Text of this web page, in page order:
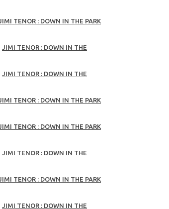
JIMI TENOR : DOWN IN THE PARK
JIMI TENOR : DOWN IN THE
JIMI TENOR : DOWN IN THE
JIMI TENOR : DOWN IN THE PARK
JIMI TENOR : DOWN IN THE PARK
JIMI TENOR : DOWN IN THE
JIMI TENOR : DOWN IN THE PARK
JIMI TENOR : DOWN IN THE